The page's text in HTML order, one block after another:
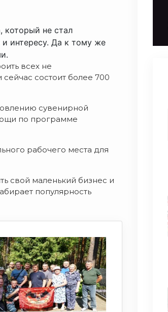
который не стал
интересу. Да к тому же
всех не
состоит более 700
сувенирной
по программе
рабочего места для
свой маленький бизнес и
популярность